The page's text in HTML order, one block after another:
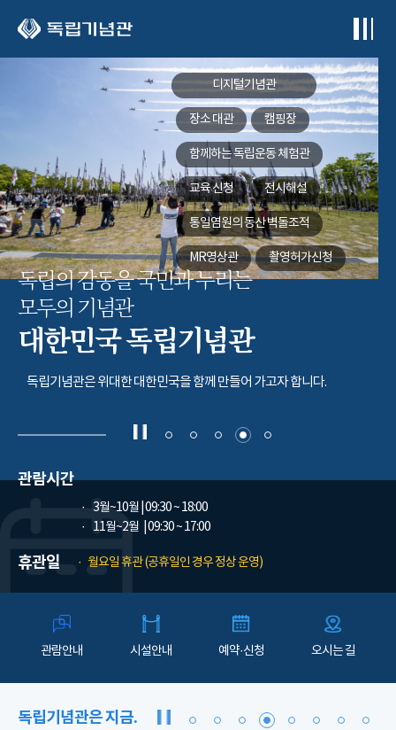
디지털기념관
장소 대관 캠핑장
함께하는독립운동 체험관
교육 신청 전시해설
통일염원의 동산벽돌조적
MR영상관 촬영허가신청
독립의 감동을 국민과 누리는
모두의 기념관
대한민국 독립기념관
독립기념관은 위대한 대한민국을 함께 만들어 가고자 합니다.
관람시간
3월~10월 | 09:30 ~ 18:00
11월~2월
| 09:30 ~ 17:00
휴관일 월요일 휴관 (공휴일인 경우 정상 운영)
관람안내 시설안내 예약·신청 오시는 길
독립기념관은 지금.